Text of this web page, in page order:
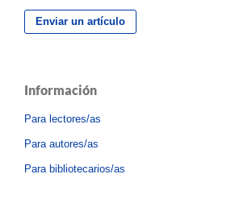
Enviar un artículo
Información
Para lectores/as
Para autores/as
Para bibliotecarios/as